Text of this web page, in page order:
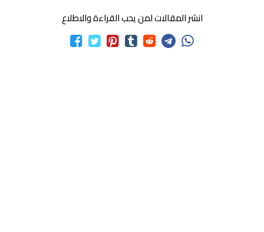
انشر المقالات لمن يحب القراءة والاطلاع